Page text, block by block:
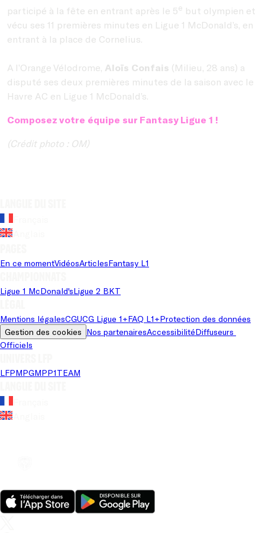
participé à la fête en entrant après le 5e but olympien et
vécu ses 11 premières minutes en Ligue 1 McDonald’s, en
entrant à la place de Cornelius.
A l’Orange Vélodrome, Aloïs Confais (Milieu, 28 ans) a
disputé ses deux premières minutes de la saison avec le
Havre AC en Ligue 1 McDonald’s.
Composez votre équipe sur Fantasy Ligue 1 !
(Crédit photo : OM)
En ce momentVidéosArticlesFantasy L1
Ligue 1 McDonald'sLigue 2 BKT
Mentions légalesCGUCG Ligue 1+FAQ L1+Protection des données
Gestion des cookies Nos partenairesAccessibilitéDiffuseurs
Officiels
LFPMPGMPP1TEAM